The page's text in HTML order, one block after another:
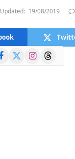
Updated: 19/08/2019
(Twitter)
InstagramThreads